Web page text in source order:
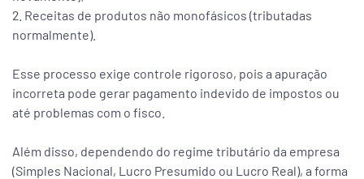
Receitas de produtos não monofásicos (tributadas
normalmente).
Esse processo exige controle rigoroso, pois a apuração
incorreta pode gerar pagamento indevido de impostos ou
até problemas com o fisco.
Além disso, dependendo do regime tributário da empresa
(Simples Nacional, Lucro Presumido ou Lucro Real), a forma